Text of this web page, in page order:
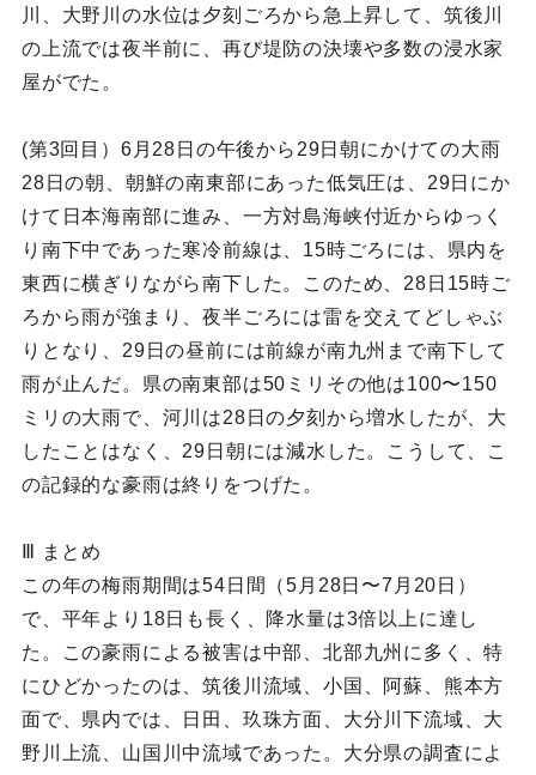
川、大野川の水位は夕刻ごろから急上昇して、筑後川
の上流では夜半前に、再び堤防の決壊や多数の浸水家
屋がでた。
(第3回目）6月28日の午後から29日朝にかけての大雨
28日の朝、朝鮮の南東部にあった低気圧は、29日にか
けて日本海南部に進み、一方対島海峡付近からゆっく
り南下中であった寒冷前線は、15時ごろには、県内を
東西に横ぎりながら南下した。このため、28日15時ご
ろから雨が強まり、夜半ごろには雷を交えてどしゃぶ
りとなり、29日の昼前には前線が南九州まで南下して
雨が止んだ。県の南東部は50ミリその他は100〜150
ミリの大雨で、河川は28日の夕刻から増水したが、大
したことはなく、29日朝には減水した。こうして、こ
の記録的な豪雨は終りをつげた。
Ⅲ まとめ
この年の梅雨期間は54日間（5月28日〜7月20日）
で、平年より18日も長く、降水量は3倍以上に達し
た。この豪雨による被害は中部、北部九州に多く、特
にひどかったのは、筑後川流域、小国、阿蘇、熊本方
面で、県内では、日田、玖珠方面、大分川下流域、大
野川上流、山国川中流域であった。大分県の調査によ